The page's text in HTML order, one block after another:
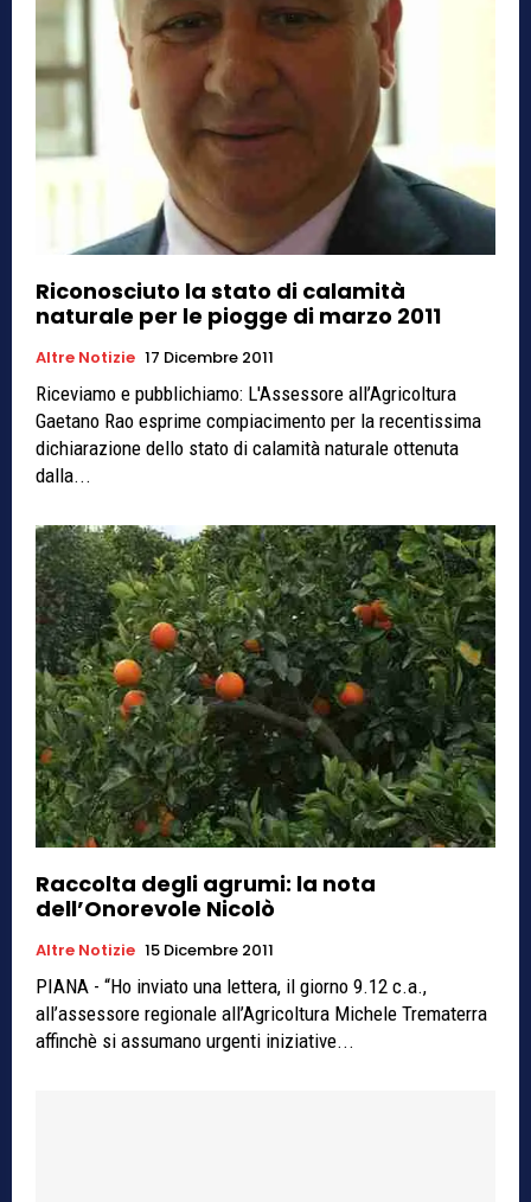
Riconosciuto la stato di calamità
naturale per le piogge di marzo 2011
Altre Notizie 17 Dicembre 2011
Riceviamo e pubblichiamo: L'Assessore all’Agricoltura
Gaetano Rao esprime compiacimento per la recentissima
dichiarazione dello stato di calamità naturale ottenuta
dalla...
Raccolta degli agrumi: la nota
dell’Onorevole Nicolò
Altre Notizie 15 Dicembre 2011
PIANA - “Ho inviato una lettera, il giorno 9.12 c.a.,
all’assessore regionale all’Agricoltura Michele Trematerra
affinchè si assumano urgenti iniziative...